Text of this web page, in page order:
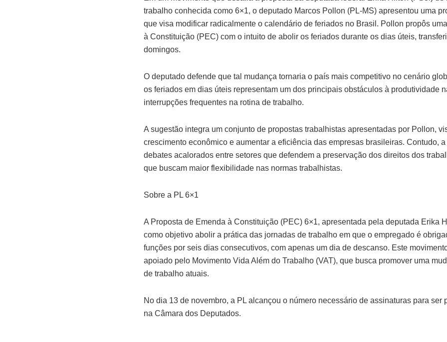
trabalho conhecida como 6×1, o deputado Marcos Pollon (PL-MS) apresentou uma
que visa modificar radicalmente o calendário de feriados no Brasil. Pollon propôs
à Constituição (PEC) com o intuito de abolir os feriados durante os dias úteis,
domingos.
O deputado defende que tal mudança tornaria o país mais competitivo no cenário
os feriados em dias úteis representam um dos principais obstáculos à produtividade
interrupções frequentes na rotina de trabalho.
A sugestão integra um conjunto de propostas trabalhistas apresentadas por Pollon,
crescimento econômico e aumentar a eficiência das empresas brasileiras. Contudo,
debates acalorados entre setores que defendem a preservação dos direitos dos
que buscam maior flexibilidade nas normas trabalhistas.
Sobre a PL 6×1
A Proposta de Emenda à Constituição (PEC) 6×1, apresentada pela deputada Erika
como objetivo abolir a prática das jornadas de trabalho em que o empregado é
funções por seis dias consecutivos, com apenas um dia de descanso. Este
apoiado pelo Movimento Vida Além do Trabalho (VAT), que busca promover uma
de trabalho atuais.
No dia 13 de novembro, a PL alcançou o número necessário de assinaturas para ser
na Câmara dos Deputados.